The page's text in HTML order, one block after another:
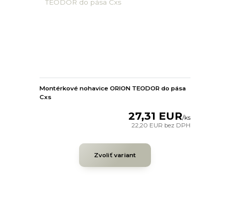
Montérkové nohavice ORION TEODOR do pása
Cxs
27,31 EUR/ks
22,20 EUR bez DPH
Zvoliť variant